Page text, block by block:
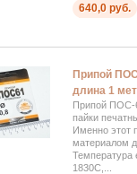
640,0 руб.
Припой
длина 1
Припой ПОС-
пайки
Именно этот
материалом
Температура
1830C,...